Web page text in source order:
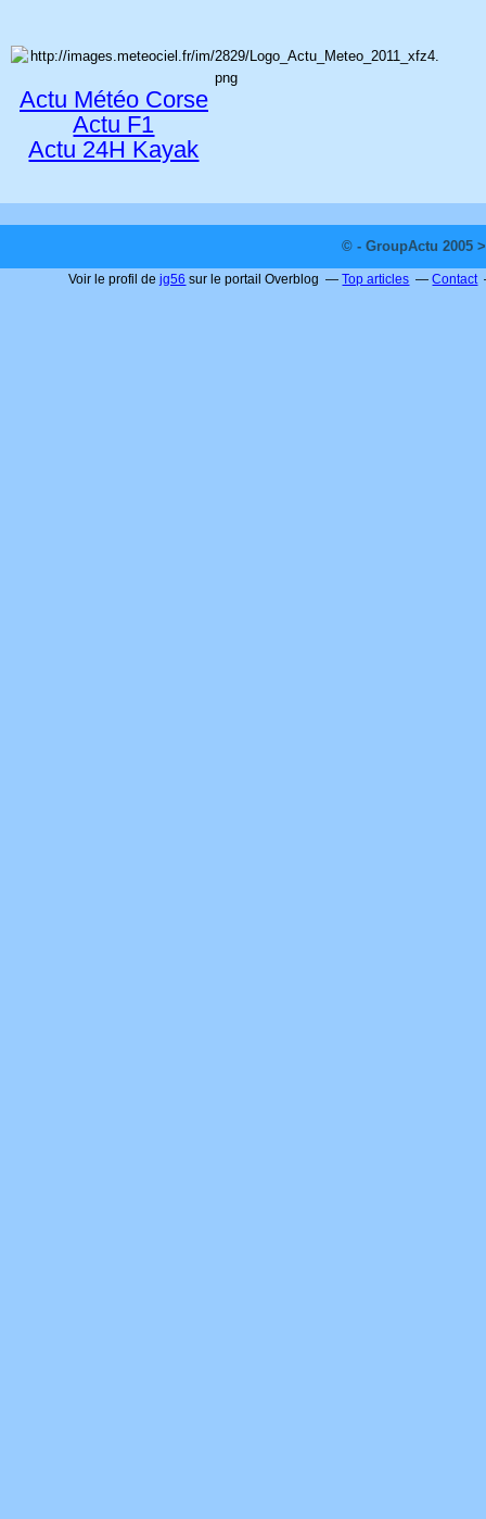
Actu Météo Corse
Actu F1
Actu 24H Kayak
© - GroupActu 2005
Voir le profil dejg56 sur le portail Overblog Top articles Contact